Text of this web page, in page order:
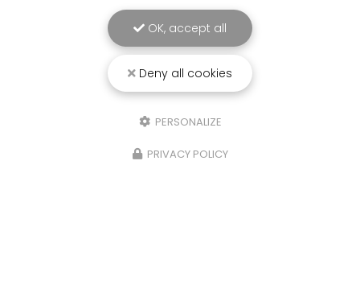
OK, accept all
Deny all cookies
PERSONALIZE
PRIVACY POLICY